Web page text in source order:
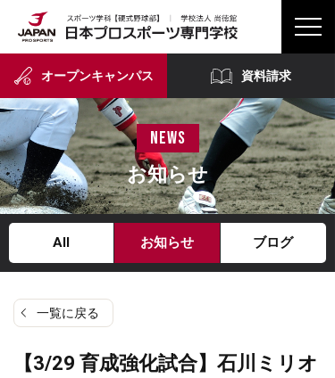
オープンキャンパス 資料請求
news
お知らせ
All お知らせ ブログ
一覧に戻る
【3/29 育成強化試合】石川ミリオ